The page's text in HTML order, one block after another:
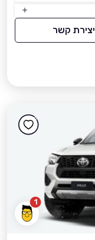
יצירת קשר
1